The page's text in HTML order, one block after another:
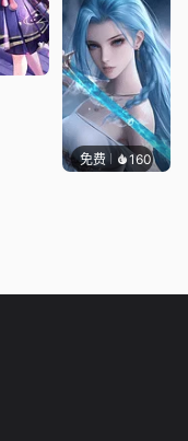
免费 160好看